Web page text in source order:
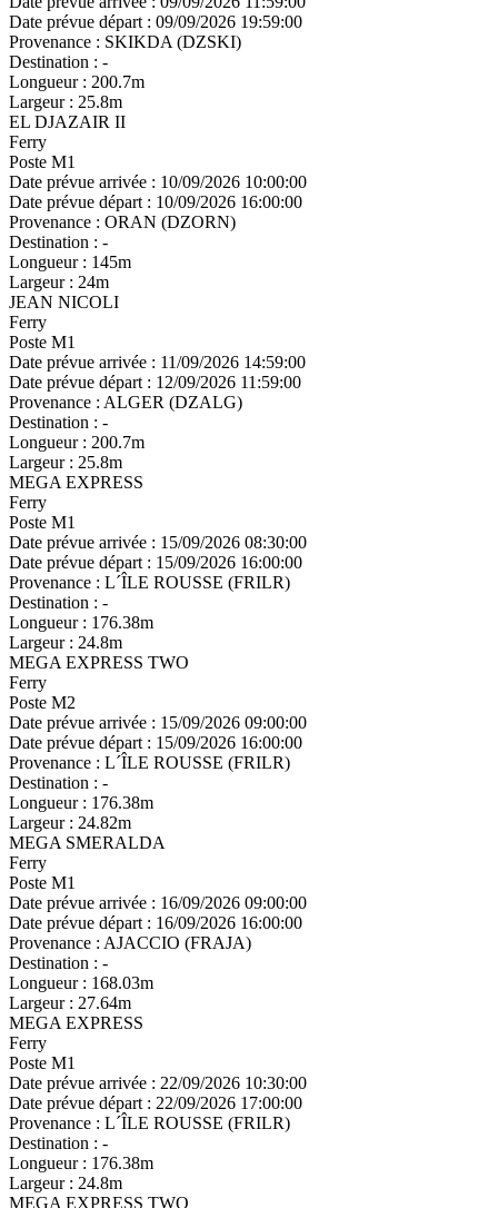
Date prévue départ : 09/09/2026 19:59:00
Provenance : SKIKDA (DZSKI)
Destination : -
Longueur : 200.7m
Largeur : 25.8m
EL DJAZAIR II
Ferry
Poste M1
Date prévue arrivée : 10/09/2026 10:00:00
Date prévue départ : 10/09/2026 16:00:00
Provenance : ORAN (DZORN)
Destination : -
Longueur : 145m
Largeur : 24m
JEAN NICOLI
Ferry
Poste M1
Date prévue arrivée : 11/09/2026 14:59:00
Date prévue départ : 12/09/2026 11:59:00
Provenance : ALGER (DZALG)
Destination : -
Longueur : 200.7m
Largeur : 25.8m
MEGA EXPRESS
Ferry
Poste M1
Date prévue arrivée : 15/09/2026 08:30:00
Date prévue départ : 15/09/2026 16:00:00
Provenance : L´ÎLE ROUSSE (FRILR)
Destination : -
Longueur : 176.38m
Largeur : 24.8m
MEGA EXPRESS TWO
Ferry
Poste M2
Date prévue arrivée : 15/09/2026 09:00:00
Date prévue départ : 15/09/2026 16:00:00
Provenance : L´ÎLE ROUSSE (FRILR)
Destination : -
Longueur : 176.38m
Largeur : 24.82m
MEGA SMERALDA
Ferry
Poste M1
Date prévue arrivée : 16/09/2026 09:00:00
Date prévue départ : 16/09/2026 16:00:00
Provenance : AJACCIO (FRAJA)
Destination : -
Longueur : 168.03m
Largeur : 27.64m
MEGA EXPRESS
Ferry
Poste M1
Date prévue arrivée : 22/09/2026 10:30:00
Date prévue départ : 22/09/2026 17:00:00
Provenance : L´ÎLE ROUSSE (FRILR)
Destination : -
Longueur : 176.38m
Largeur : 24.8m
MEGA EXPRESS TWO